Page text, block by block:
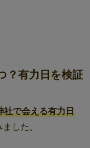
？有力日を検証
社で会える有力日
した。